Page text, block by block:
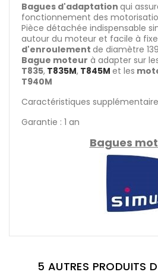
Bagues d'adaptation qui
fonctionnement des
Pièce détachée indispensable
autour du moteur et facile à
d'enroulement de diamètre
Bague moteur à adapter sur
T835, T835M, T845M et les
T940M
Caractéristiques
Garantie : 1 an
Bagues
5 AUTRES PRODUITS